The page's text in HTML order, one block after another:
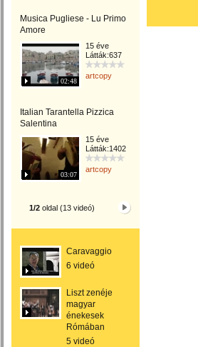
Musica Pugliese - Lu Primo
Amore
02:48
15 éve
Látták:637
artcopy
Italian Tarantella Pizzica
Salentina
03:07
15 éve
Látták:1402
artcopy
1/2 oldal (13 videó)
Caravaggio
6 videó
Liszt zenéje
magyar
énekesek
Rómában
5 videó